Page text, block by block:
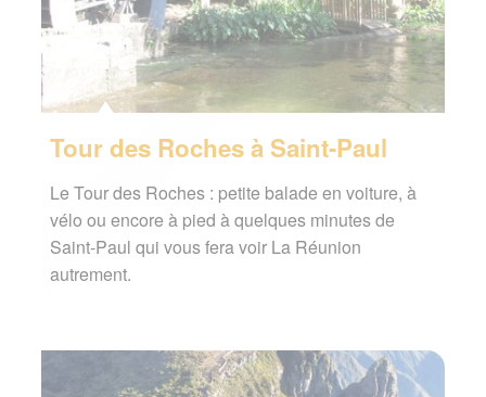
Tour des Roches à Saint-Paul
Le Tour des Roches : petite balade en voiture, à
vélo ou encore à pied à quelques minutes de
Saint-Paul qui vous fera voir La Réunion
autrement.